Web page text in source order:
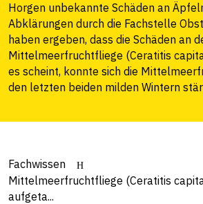
Horgen unbekannte Schäden an
Abklärungen durch die Fachstelle
haben ergeben, dass die Schäden an
Mittelmeerfruchtfliege (Ceratitis
es scheint, konnte sich die
den letzten beiden milden Wintern
Fachwissen
Mittelmeerfruchtfliege (Ceratitis
aufgeta...